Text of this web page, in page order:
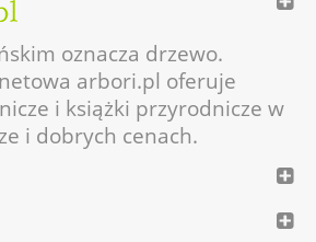
oznacza drzewo.
arbori.pl oferuje
i książki przyrodnicze w
i dobrych cenach.